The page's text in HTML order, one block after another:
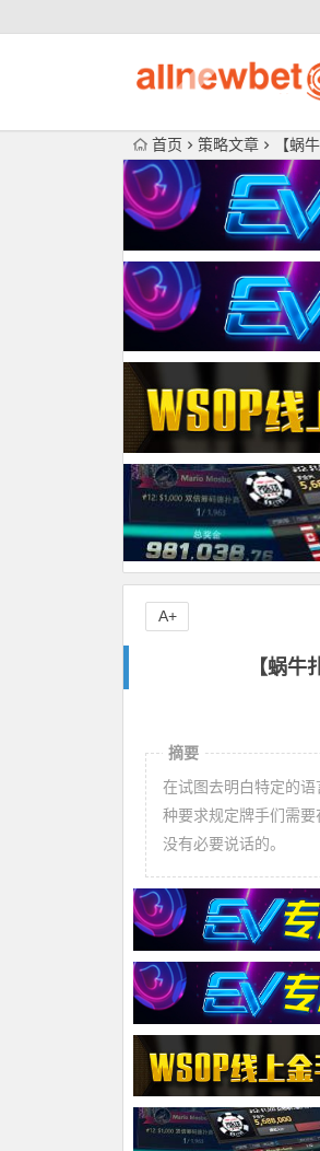
首页 策略文章 【蜗
【蜗
摘要
在试图去明白特定的
种要求规定牌手们需
没有必要说话的。
A+